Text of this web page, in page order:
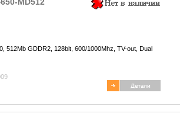
512Mb GDDR2, 128bit, 600/1000Mhz, TV-out, Dual